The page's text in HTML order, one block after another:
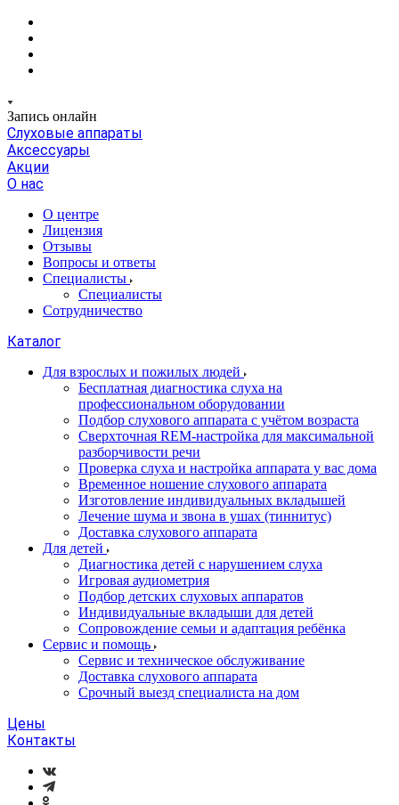
Запись онлайн
Слуховые аппараты
Аксессуары
Акции
О нас
О центре
Лицензия
Отзывы
Вопросы и ответы
Специалисты
Специалисты
Сотрудничество
Каталог
Для взрослых и пожилых людей
Бесплатная диагностика слуха на
профессиональном оборудовании
Подбор слухового аппарата с учётом возраста
Сверхточная REM-настройка для максимальной
разборчивости речи
Проверка слуха и настройка аппарата у вас дома
Временное ношение слухового аппарата
Изготовление индивидуальных вкладышей
Лечение шума и звона в ушах (тиннитус)
Доставка слухового аппарата
Для детей
Диагностика детей с нарушением слуха
Игровая аудиометрия
Подбор детских слуховых аппаратов
Индивидуальные вкладыши для детей
Сопровождение семьи и адаптация ребёнка
Сервис и помощь
Сервис и техническое обслуживание
Доставка слухового аппарата
Срочный выезд специалиста на дом
Цены
Контакты